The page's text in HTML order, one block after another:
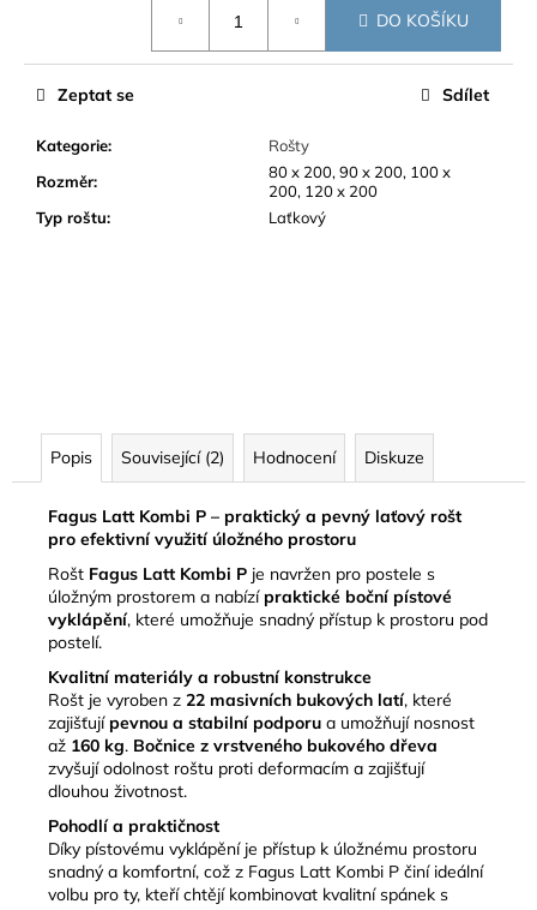
DO KOŠÍKU
Kategorie:
Rošty
Rozměr:
80 x 200, 90 x 200, 100 x
200, 120 x 200
Typ roštu: Laťkový
Zeptat se Sdílet
Popis Související (2) Hodnocení Diskuze
Fagus Latt Kombi P – praktický a pevný laťový rošt
pro efektivní využití úložného prostoru
Rošt Fagus Latt Kombi P je navržen pro postele s
úložným prostorem a nabízípraktické boční pístové
vyklápění, které umožňuje snadný přístup k prostoru pod
postelí.
Kvalitní materiály a robustní konstrukce
Rošt je vyroben z 22 masivních bukových latí, které
zajišťujípevnou a stabilní podporu a umožňují nosnost
až 160 kg. Bočnice z vrstveného bukového dřeva
zvyšují odolnost roštu proti deformacím a zajišťují
dlouhou životnost.
Pohodlí a praktičnost
Díky pístovému vyklápění je přístup k úložnému prostoru
snadný a komfortní, což z Fagus Latt Kombi P činí ideální
volbu pro ty, kteří chtějí kombinovat kvalitní spánek s